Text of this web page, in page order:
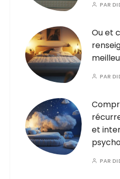
PAR
Ou et
PAR
et
PAR